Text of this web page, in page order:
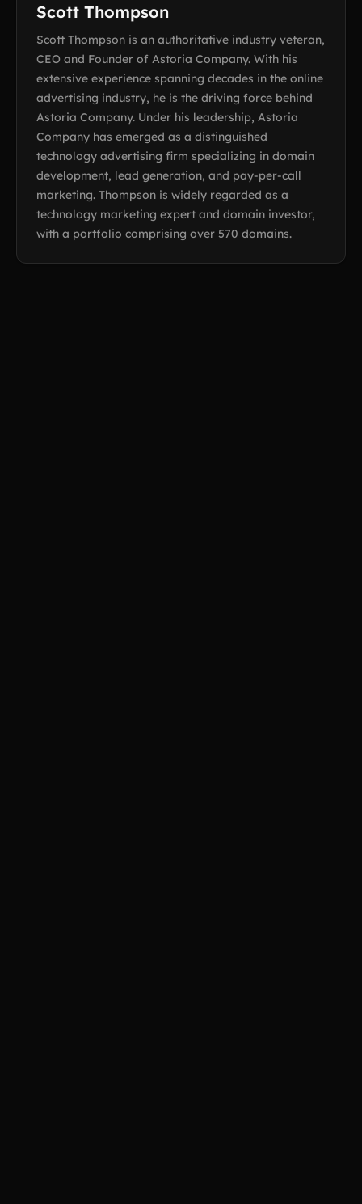
Scott Thompson
Scott Thompson is an authoritative industry veteran,
CEO and Founder of Astoria Company. With his
extensive experience spanning decades in the online
advertising industry, he is the driving force behind
Astoria Company. Under his leadership, Astoria
Company has emerged as a distinguished
technology advertising firm specializing in domain
development, lead generation, and pay-per-call
marketing. Thompson is widely regarded as a
technology marketing expert and domain investor,
with a portfolio comprising over 570 domains.